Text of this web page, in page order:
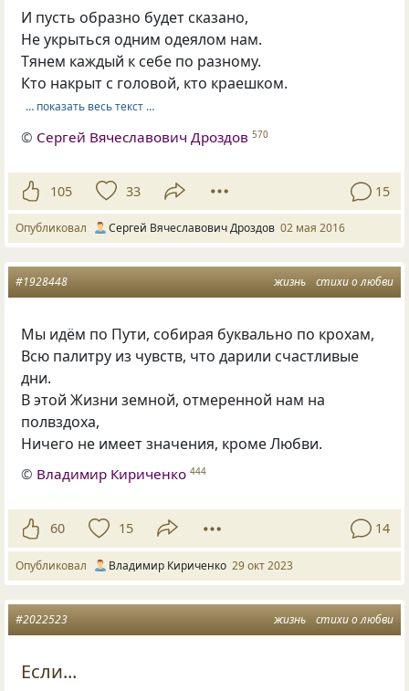
И пусть образно будет сказано,
Не укрыться одним одеялом нам.
Тянем каждый к себе по разному.
Кто накрыт с головой, кто краешком.
… показать весь текст …
© Сергей Вячеславович Дроздов 570
105 33 15
Опубликовал Сергей Вячеславович Дроздов 02 мая 2016
жизнь стихи о любви
#1928448
Мы идём по Пути, собирая буквально по крохам,
Всю палитру из чувств, что дарили счастливые
дни.
В этой Жизни земной, отмеренной нам на
полвздоха,
Ничего не имеет значения, кроме Любви.
© Владимир Кириченко 444
60 15 14
Опубликовал Владимир Кириченко 29 окт 2023
жизнь стихи о любви
#2022523
Если...